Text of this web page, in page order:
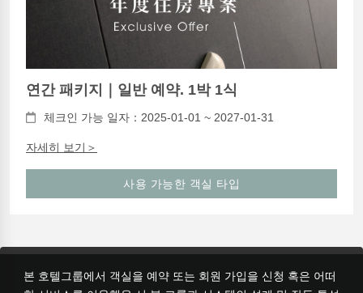
연간 패키지｜일반 예약. 1박 1식
체크인 가능 일자：2025-01-01 ~ 2027-01-31
자세히 보기＞
사용 가능한 객실 타입
본 호텔그룹에서 객실을 예약 또는 회원 가입을 신청 혹은 어떠